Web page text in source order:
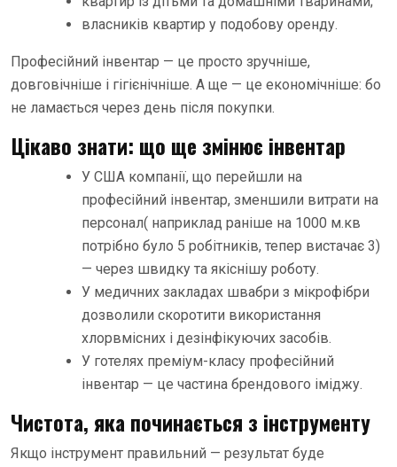
власників квартир у подобову оренду.
Професійний інвентар — це просто зручніше,
довговічніше і гігієнічніше. А ще — це економічніше: бо
не ламається через день після покупки.
Цікаво знати: що ще змінює інвентар
У США компанії, що перейшли на
професійний інвентар, зменшили витрати на
персонал( наприклад раніше на 1000 м.кв
потрібно було 5 робітників, тепер вистачає 3)
— через швидку та якіснішу роботу.
У медичних закладах швабри з мікрофібри
дозволили скоротити використання
хлорвмісних і дезінфікуючих засобів.
У готелях преміум-класу професійний
інвентар — це частина брендового іміджу.
Чистота, яка починається з інструменту
Якщо інструмент правильний — результат буде